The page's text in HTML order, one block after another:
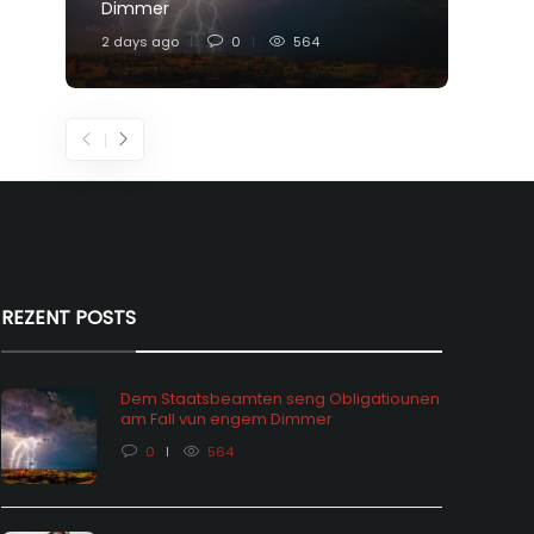
Dimmer
2 days ago 0 564
REZENT POSTS
Dem Staatsbeamten seng Obligatiounen
am Fall vun engem Dimmer
0 564